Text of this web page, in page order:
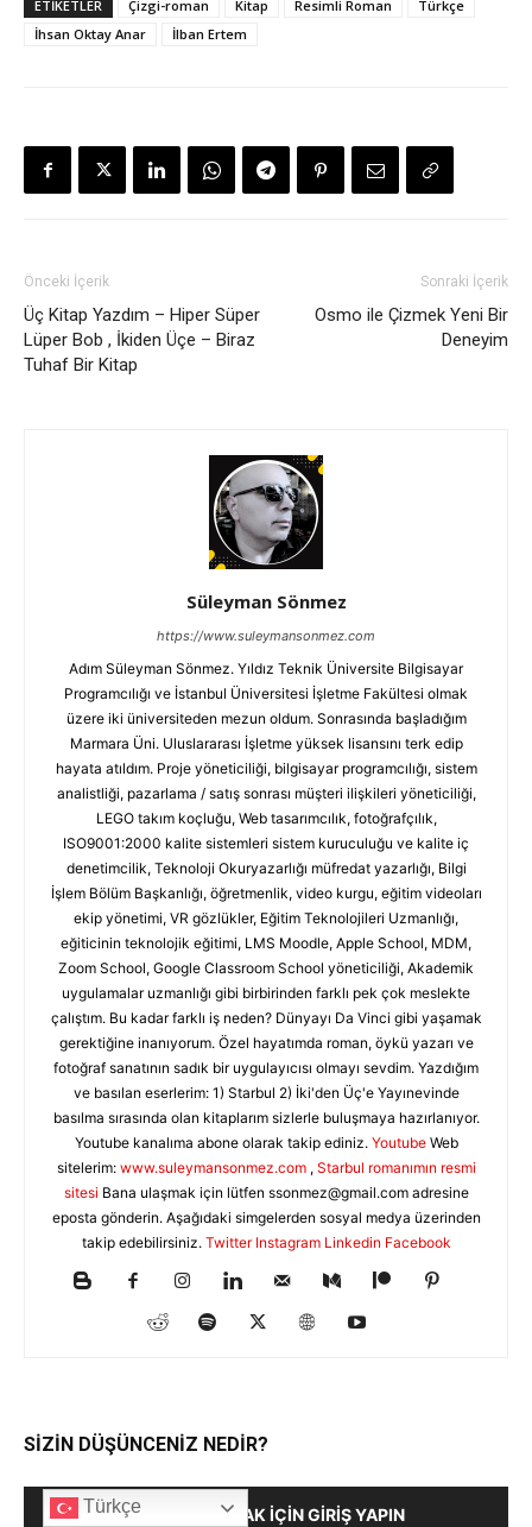
ETİKETLER Çizgi-roman Kitap Resimli Roman
Türkçe
İhsan Oktay Anar
İlban Ertem
Önceki İçerik
Üç Kitap Yazdım – Hiper Süper
Lüper Bob , İkiden Üçe – Biraz
Tuhaf Bir Kitap
Sonraki İçerik
Osmo ile Çizmek Yeni Bir
Deneyim
Süleyman Sönmez
https://www.suleymansonmez.com
Adım Süleyman Sönmez. Yıldız Teknik Üniversite Bilgisayar
Programcılığı ve İstanbul Üniversitesi İşletme Fakültesi olmak
üzere iki üniversiteden mezun oldum. Sonrasında başladığım
Marmara Üni. Uluslararası İşletme yüksek lisansını terk edip
hayata atıldım. Proje yöneticiliği, bilgisayar programcılığı, sistem
analistliği, pazarlama / satış sonrası müşteri ilişkileri yöneticiliği,
LEGO takım koçluğu, Web tasarımcılık, fotoğrafçılık,
ISO9001:2000 kalite sistemleri sistem kuruculuğu ve kalite iç
denetimcilik, Teknoloji Okuryazarlığı müfredat yazarlığı, Bilgi
İşlem Bölüm Başkanlığı, öğretmenlik, video kurgu, eğitim videoları
ekip yönetimi, VR gözlükler, Eğitim Teknolojileri Uzmanlığı,
eğiticinin teknolojik eğitimi, LMS Moodle, Apple School, MDM,
Zoom School, Google Classroom School yöneticiliği, Akademik
uygulamalar uzmanlığı gibi birbirinden farklı pek çok meslekte
çalıştım. Bu kadar farklı iş neden? Dünyayı Da Vinci gibi yaşamak
gerektiğine inanıyorum. Özel hayatımda roman, öykü yazarı ve
fotoğraf sanatının sadık bir uygulayıcısı olmayı sevdim. Yazdığım
ve basılan eserlerim: 1) Starbul 2) İki'den Üç'e Yayınevinde
basılma sırasında olan kitaplarım sizlerle buluşmaya hazırlanıyor.
Youtube kanalıma abone olarak takip ediniz. YoutubeWeb
sitelerim: www.suleymansonmez.com , Starbul romanımın resmi
sitesi Bana ulaşmak için lütfen ssonmez@gmail.comadresine
eposta gönderin. Aşağıdaki simgelerden sosyal medya üzerinden
takip edebilirsiniz. Twitter Instagram Linkedin Facebook
SİZİN DÜŞÜNCENİZ NEDİR?
YORUM YAPMAK İÇIN GIRIŞ YAPIN
Türkçe